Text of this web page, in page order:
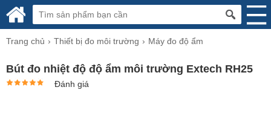
Trang chủ Thiết bị đo môi trường Máy đo độ ẩm
Bút đo nhiệt độ độ ẩm môi trường Extech RH25
Đánh giá